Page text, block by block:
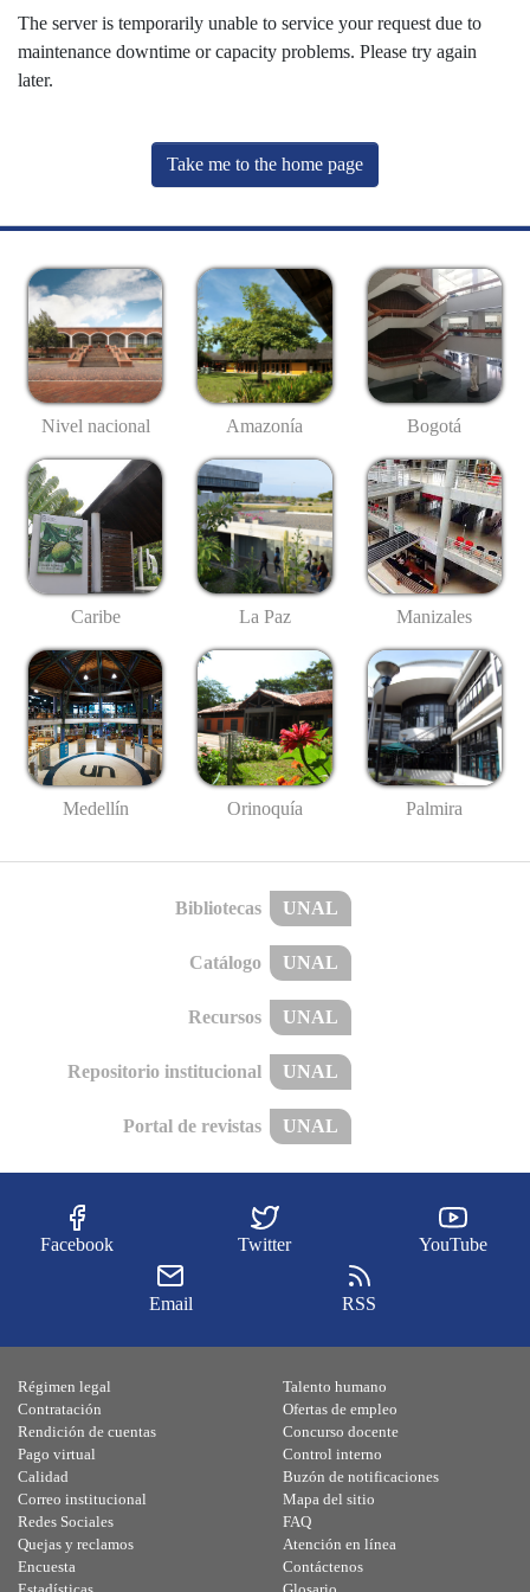
The server is temporarily unable to service your request due to
maintenance downtime or capacity problems. Please try again
later.
Take me to the home page
Nivel nacional Amazonía Bogotá
Caribe La Paz Manizales
Medellín Orinoquía Palmira
Bibliotecas UNAL
Catálogo UNAL
Recursos UNAL
Repositorio institucional UNAL
Portal de revistas UNAL
Facebook Twitter YouTube
Email RSS
Régimen legal
Contratación
Rendición de cuentas
Pago virtual
Calidad
Talento humano
Ofertas de empleo
Concurso docente
Control interno
Buzón de notificaciones
Correo institucional
Redes Sociales
Quejas y reclamos
Encuesta
Mapa del sitio
FAQ
Atención en línea
Contáctenos